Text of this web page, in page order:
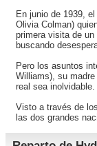
En junio de 1939,
Olivia Colman)
primera visita de
buscando
Pero los asuntos
Williams), su madre
real sea inolvidable.
Visto a través de
las dos grandes